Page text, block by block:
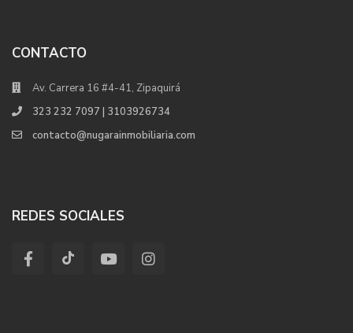
CONTACTO
Av. Carrera 16 #4-41, Zipaquirá
323 232 7097 | 3103926734
contacto@nugarainmobiliaria.com
REDES SOCIALES